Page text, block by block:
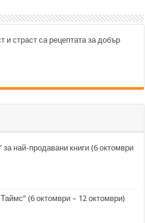
и страст са рецептата за добър
за най-продавани книги (6 октомври
(6 октомври – 12 октомври)